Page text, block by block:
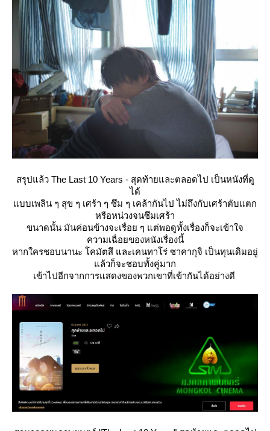
สรุปแล้ว The Last 10 Years - สุดท้ายและตลอดไป เป็นหนังที่ดู
ได้
บบเพลิน ๆ สุข ๆ เศร้า ๆ ซึม ๆ เคล้ากันไป ไม่ถึงกับเศร้าตับแตก
หรือหน่วงจนซึมเศร้า
ขนาดนั้น มันค่อนข้างจะเรื่อย ๆ แต่พอดูทั้งเรื่องก็จะเข้าใจ
ความเฉื่อยของหนังเรื่องนี้
หากใครชอบนานะ โคมัตสึ และเคนทาโร่ ซาคากุจิ เป็นทุนเดิมอยู่
ล้วก็จะชอบทั้งคู่มาก
เข้าไปอีกจากการแสดงของพวกเขาที่เข้ากันได้อย่างดี